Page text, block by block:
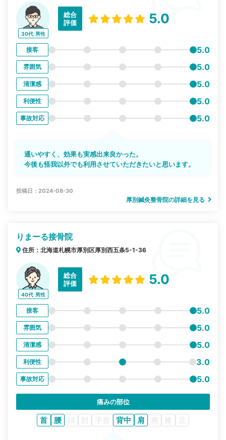
30代 男性
総合
評価
5.0
接客 5.0
雰囲気 5.0
清潔感 5.0
利便性 5.0
事故対応 5.0
通いやすく、効果も実感出来良かった。
今後も怪我以外でも利用させていただきたいと思います。
投稿日：2024-08-30
厚別鍼灸整骨院の詳細を見る
りまーる接骨院
住所：北海道札幌市厚別区厚別西五条5-1-36
40代 男性
総合
評価
5.0
接客 5.0
雰囲気 5.0
清潔感 5.0
利便性 3.0
事故対応 5.0
痛みの部位
首 腰 頭 肘 手首 背中 肩 腕 膝 足